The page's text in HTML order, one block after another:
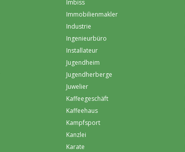
Imbiss
Immobilienmakler
Industrie
Ingenieurbüro
Installateur
Jugendheim
Jugendherberge
Juwelier
Kaffeegeschäft
Kaffeehaus
Kampfsport
Kanzlei
Karate